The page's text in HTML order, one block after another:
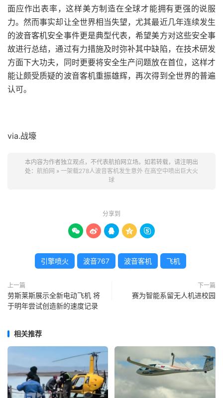
面应作出表率，这样美方制造在全球才能拥有更强的说服
力。然而事实却让全世界相当失望，尤其最近几年连续发生
的波音客机安全事件更是典型代表，希望美方对这些安全事
故进行总结，通过有力措施及时弥补其中缺陷，在技术研发
方面下大功夫，同时更要将安全生产问题放在首位，这样才
能让颇受质疑的波音客机重振雄辉，再次得到全世界的普遍
认可。
via.战壕
本内容为作者独立观点，不代表航拍网立场。如若转载，请注明出
处： 航拍网 » 一架载278人波音客机发生意外 在高空中喷出巨大火
球
分享到
    
引擎喷火 波音767 波音客机 飞机
上一篇
劳斯莱斯展示全新电动飞机 将
于明年尝试创造新的速度记录
下一篇
赛为智能系留无人机进校园
相关推荐